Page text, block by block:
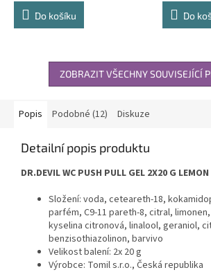
Do košíku Do
ZOBRAZIT VŠECHNY SOUVISEJÍCÍ
Popis Podobné (12) Diskuze
Detailní popis produktu
DR.DEVIL WC PUSH PULL GEL 2X20 G LEMON
Složení: voda, ceteareth-18,
parfém, C9-11 pareth-8, citral,
kyselina citronová, linalool, geraniol,
benzisothiazolinon, barvivo
Velikost balení: 2x 20 g
Výrobce: Tomil s.r.o., Česká republika